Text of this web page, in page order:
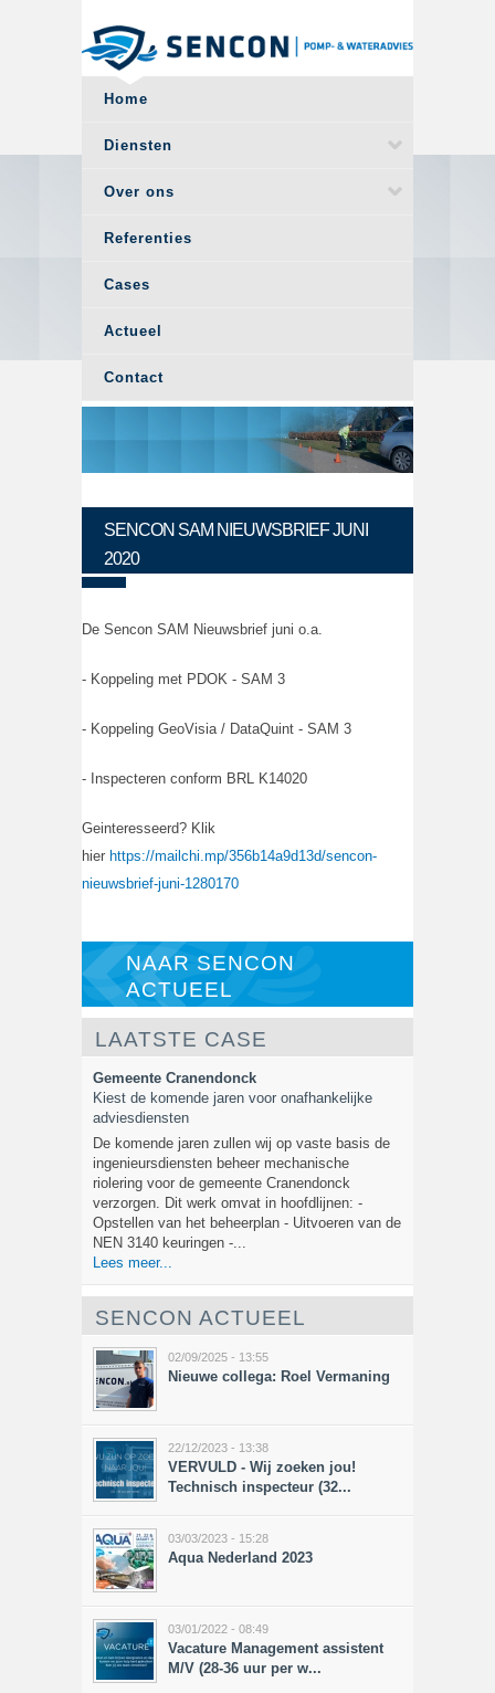
Home
Diensten
Over ons
Referenties
Cases
Actueel
Contact
SENCON SAM NIEUWSBRIEF JUNI
2020
De Sencon SAM Nieuwsbrief juni o.a.
- Koppeling met PDOK - SAM 3
- Koppeling GeoVisia / DataQuint - SAM 3
- Inspecteren conform BRL K14020
Geinteresseerd? Klik
hier https://mailchi.mp/356b14a9d13d/sencon-
nieuwsbrief-juni-1280170
NAAR SENCON
ACTUEEL
LAATSTE CASE
Gemeente Cranendonck
Kiest de komende jaren voor onafhankelijke
adviesdiensten
De komende jaren zullen wij op vaste basis de
ingenieursdiensten beheer mechanische
riolering voor de gemeente Cranendonck
verzorgen. Dit werk omvat in hoofdlijnen: -
Opstellen van het beheerplan - Uitvoeren van de
NEN 3140 keuringen -...
Lees meer...
SENCON ACTUEEL
02/09/2025 - 13:55
Nieuwe collega: Roel Vermaning
22/12/2023 - 13:38
VERVULD - Wij zoeken jou!
Technisch inspecteur (32...
03/03/2023 - 15:28
Aqua Nederland 2023
03/01/2022 - 08:49
Vacature Management assistent
M/V (28-36 uur per w...